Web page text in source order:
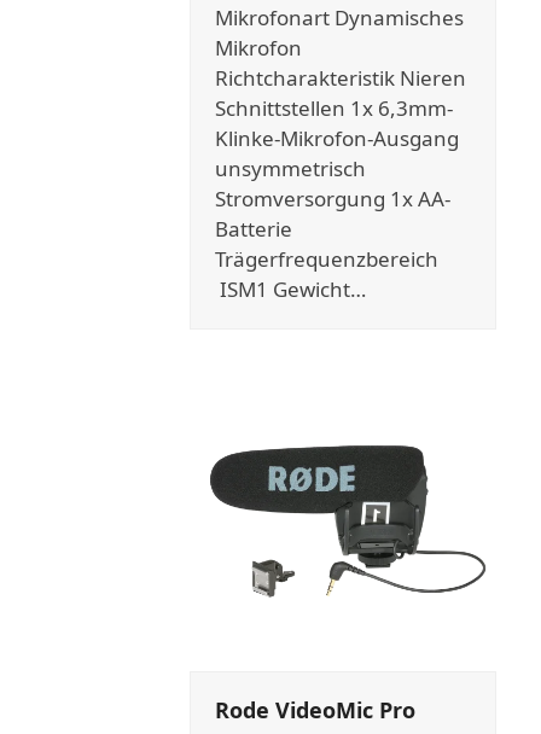
Mikrofonart Dynamisches
Mikrofon
Richtcharakteristik Nieren
Schnittstellen 1x 6,3mm-
Klinke-Mikrofon-Ausgang
unsymmetrisch
Stromversorgung 1x AA-
Batterie
Trägerfrequenzbereich
ISM1 Gewicht…
Rode VideoMic Pro